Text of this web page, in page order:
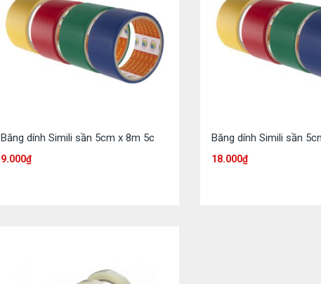
Băng dính Simili sần 5cm x 8m 5c
9.000₫
Băng dính Simili sần
18.000₫